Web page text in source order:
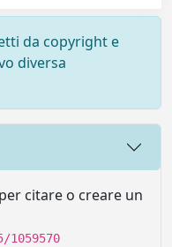
da copyright e
diversa
citare o creare un